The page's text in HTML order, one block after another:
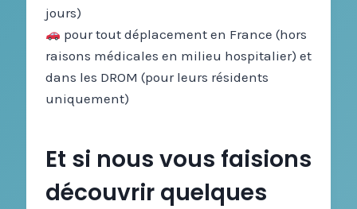
jours)
pour tout déplacement en France (hors
raisons médicales en milieu hospitalier) et
dans les DROM (pour leurs résidents
uniquement)
Et si nous vous faisions
découvrir quelques